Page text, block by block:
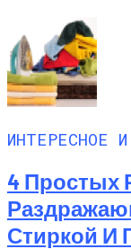
ИНТЕРЕСНОЕ
4 Простых
Стиркой И